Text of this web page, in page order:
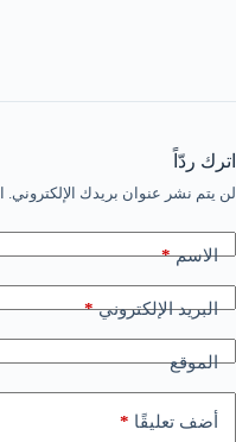
اترك ردّاً
لن يتم نشر عنوان بريدك الإلكتروني.
الاسم*
البريد الإلكتروني*
الموقع
أضف تعليقًا *